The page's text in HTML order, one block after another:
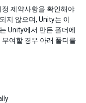
제약사항을 확인해야
지 않으며, Unity는 이
Unity에서 만든 폴더에
여할 경우 아래 폴더를